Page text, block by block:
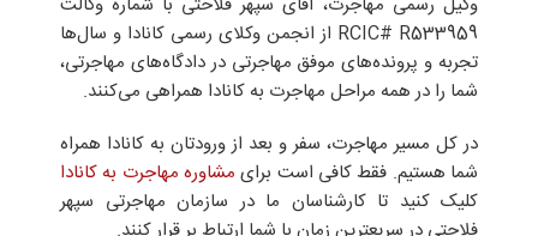
RCIC# R533959 از انجمن وکلای رسمی کانادا و سال‌ها
تجربه و پرونده‌های موفق مهاجرتی در دادگاه‌های مهاجرتی،
شما را در همه‌ مراحل مهاجرت به کانادا همراهی می‌کنند.
در کل مسیر مهاجرت، سفر و بعد از ورودتان به کانادا همراه
شما هستیم. فقط کافی است برای مشاوره مهاجرت به کانادا
کلیک کنید تا کارشناسان ما در سازمان مهاجرتی سپهر